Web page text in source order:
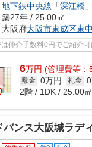
地下鉄中央線 「深江橋
築27年 / 25.00㎡
大阪府大阪市東成区東
仲介手数料0円でご紹介可
6万円 (管理費等：
敷金 0万円 礼金
2階 / 1DK / 25.00㎡
ンス大阪城ラディア 仲介